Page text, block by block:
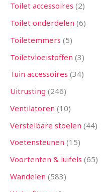
Toilet accessoires 2
Toilet onderdelen 6
Toiletemmers 5
Toiletvloeistoffen 3
Tuin accessoires 34
Uitrusting 246
Ventilatoren 10
Verstelbare stoelen 44
Voetensteunen 15
Voortenten & luifels 65
Wandelen 583